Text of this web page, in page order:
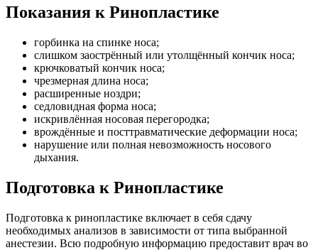
Показания к Ринопластике
горбинка на спинке носа;
слишком заострённый или утолщённый кончик носа;
крючковатый кончик носа;
чрезмерная длина носа;
расширенные ноздри;
седловидная форма носа;
искривлённая носовая перегородка;
врождённые и посттравматические деформации носа;
нарушение или полная невозможность носового
дыхания.
Подготовка к Ринопластике
Подготовка к ринопластике включает в себя сдачу
необходимых анализов в зависимости от типа выбранной
анестезии. Всю подробную информацию предоставит врач во